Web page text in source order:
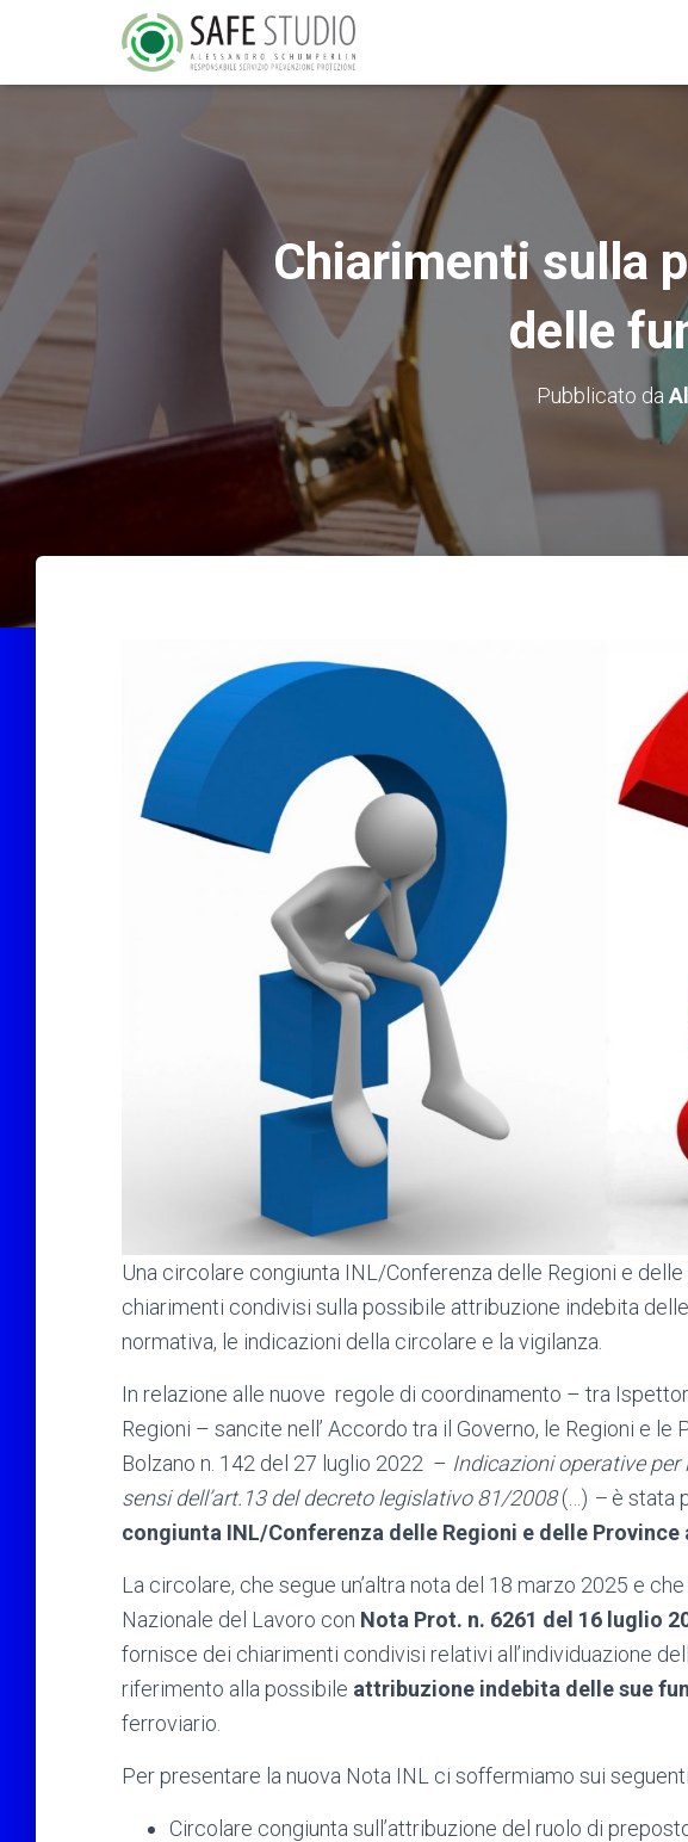
Chiarimenti sulla
delle
Pubblicato da
Una circolare congiunta INL/Conferenza delle Regioni e
chiarimenti condivisi sulla possibile attribuzione indebita
normativa, le indicazioni della circolare e la vigilanza.
In relazione alle nuove regole di coordinamento – tra
Regioni – sancite nell’ Accordo tra il Governo, le Regioni e
Bolzano n. 142 del 27 luglio 2022 – Indicazioni operative
sensi dell’art.13 del decreto legislativo 81/2008(…) – è stata
congiunta INL/Conferenza delle Regioni e delle Province
La circolare, che segue un’altra nota del 18 marzo 2025 e
Nazionale del Lavoro con Nota Prot. n. 6261 del 16 luglio
fornisce dei chiarimenti condivisi relativi all’individuazione
riferimento alla possibile attribuzione indebita delle sue
ferroviario.
Per presentare la nuova Nota INL ci soffermiamo sui
Circolare congiunta sull’attribuzione del ruolo di